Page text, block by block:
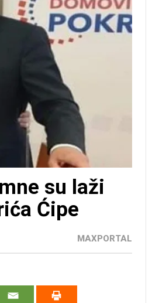
su laži
Ćipe
MAXPORTAL